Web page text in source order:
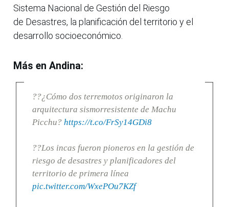
Sistema Nacional de Gestión del Riesgo
de Desastres, la planificación del territorio y el
desarrollo socioeconómico.
Más en Andina:
??¿Cómo dos terremotos originaron la
arquitectura sismorresistente de Machu
Picchu? https://t.co/FrSy14GDi8
??Los incas fueron pioneros en la gestión de
riesgo de desastres y planificadores del
territorio de primera línea
pic.twitter.com/WxePOu7KZf